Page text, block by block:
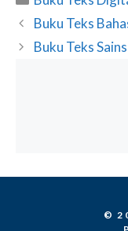
Buku Teks
Buku Teks
©